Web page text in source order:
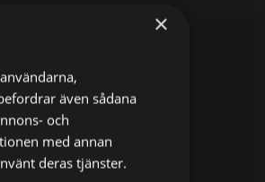
×
även sådana
och
med annan
deras tjänster.